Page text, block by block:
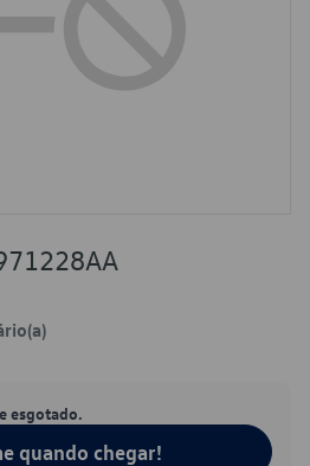
esgotado.
quando chegar!